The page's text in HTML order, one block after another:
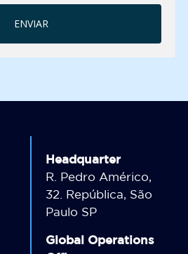
Headquarter
R. Pedro Américo,
32. República, São
Paulo SP
Global Operations